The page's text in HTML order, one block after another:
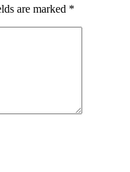
are marked *